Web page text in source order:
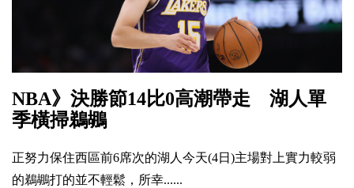
NBA》決勝節14比0高潮帶走 湖人單
季橫掃鵜鶘
正努力保住西區前6席次的湖人今天(4日)主場對上實力較弱
的鵜鶘打的並不輕鬆，所幸......